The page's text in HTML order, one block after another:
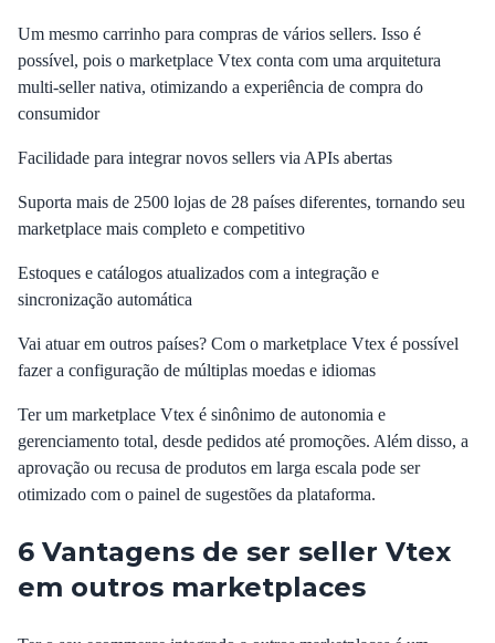
Um mesmo carrinho para compras de vários sellers. Isso é
possível, pois o marketplace Vtex conta com uma arquitetura
multi-seller nativa, otimizando a experiência de compra do
consumidor
Facilidade para integrar novos sellers via APIs abertas
Suporta mais de 2500 lojas de 28 países diferentes, tornando seu
marketplace mais completo e competitivo
Estoques e catálogos atualizados com a integração e
sincronização automática
Vai atuar em outros países? Com o marketplace Vtex é possível
fazer a configuração de múltiplas moedas e idiomas
Ter um marketplace Vtex é sinônimo de autonomia e
gerenciamento total, desde pedidos até promoções. Além disso, a
aprovação ou recusa de produtos em larga escala pode ser
otimizado com o painel de sugestões da plataforma.
6 Vantagens de ser seller Vtex
em outros marketplaces